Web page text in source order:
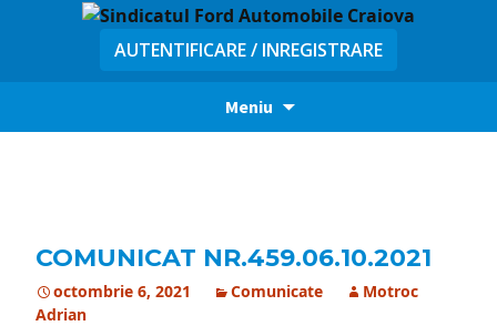
AUTENTIFICARE / INREGISTRARE
Meniu
COMUNICAT NR.459.06.10.2021
octombrie 6, 2021 Comunicate
Motroc
Adrian